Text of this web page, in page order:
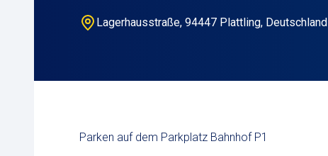
Lagerhausstraße, 94447 Plattling, Deutschland
Parken auf dem Parkplatz Bahnhof P1